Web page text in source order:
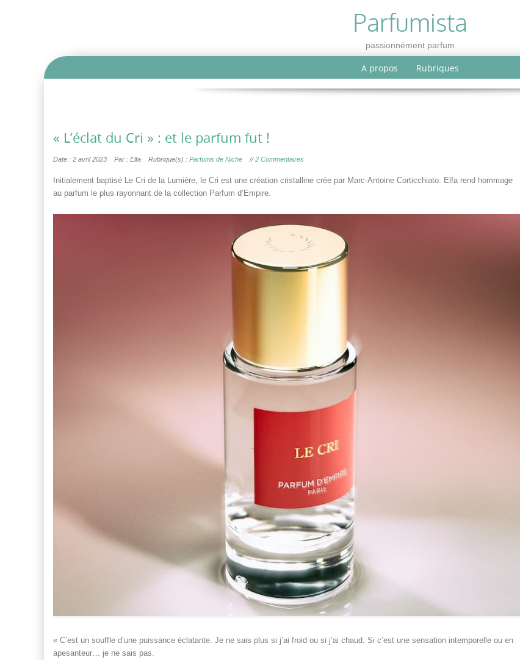
Parfumista
passionnément parfum
A propos Rubriques
« L’éclat du Cri » : et le parfum fut !
Date : 2 avril 2023 Par : Elfa Rubrique(s) : Parfums de Niche //2 Commentaires
Initialement baptisé Le Cri de la Lumière, le Cri est une création cristalline crée par Marc-Antoine Corticchiato. Elfa rend hommage
au parfum le plus rayonnant de la collection Parfum d’Empire.
« C’est un souffle d’une puissance éclatante. Je ne sais plus si j’ai froid ou si j’ai chaud. Si c’est une sensation intemporelle ou en
apesanteur… je ne sais pas.